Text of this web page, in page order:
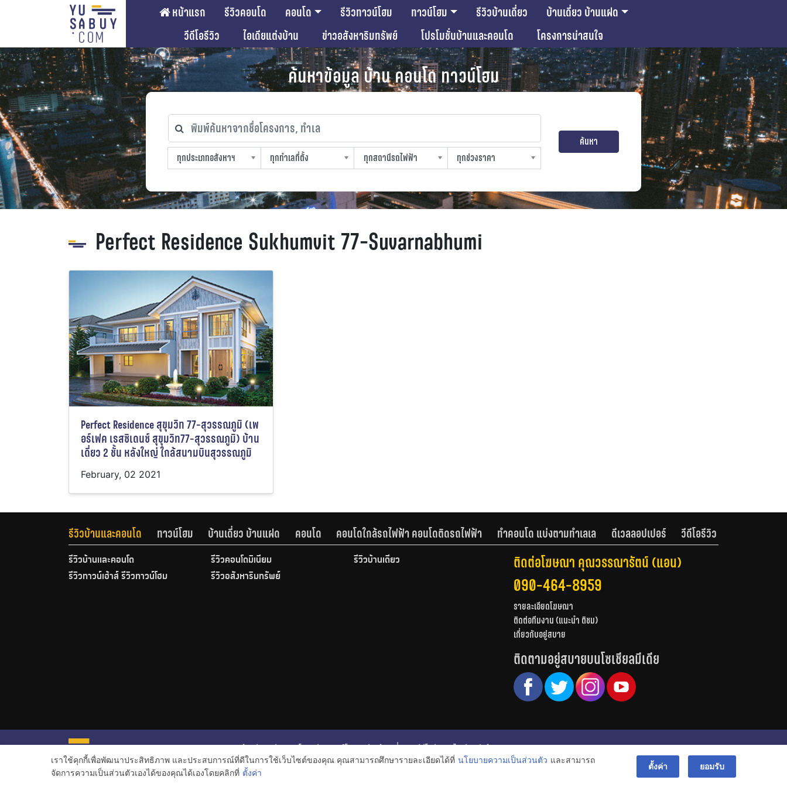
หน้าแรก รีวิวคอนโด คอนโด รีวิวทาวน์โฮม ทาวน์โฮม รีวิวบ้านเดี่ยว
บ้านเดี่ยว บ้านแฝด
วีดีโอรีวิว
ไอเดียแต่งบ้าน ข่าวอสังหาริมทรัพย์ โปรโมชั่นบ้านและคอนโด โครงการน่าสนใจ
ค้นหาข้อมูล บ้าน คอนโด ทาวน์โฮม
พิมพ์ค้นหาจากชื่อโครงการ, ทำเล
ทุกประเภทอสังหาฯ
ทุกประเภทอสังหาฯ
ทุกทำเลที่ตั้ง
ทุกทำเลที่ตั้ง
ทุกสถานีรถไฟฟ้า
ทุกสถานีรถไฟฟ้า
ทุกช่วงราคา
ทุกช่วงราคา
ค้นหา
Perfect Residence Sukhumvit 77-Suvarnabhumi
Perfect Residence สุขุมวิท 77-สุวรรณภูมิ (เพ
อร์เฟค เรสซิเดนซ์ สุขุมวิท77-สุวรรณภูมิ) บ้าน
เดี่ยว 2 ชั้น หลังใหญ่ ใกล้สนามบินสุวรรณภูมิ
February, 02 2021
รีวิวบ้านและคอนโด ทาวน์โฮม บ้านเดี่ยว บ้านแฝด คอนโด คอนโดใกล้รถไฟฟ้า คอนโดติดรถไฟฟ้า ทำคอนโด แบ่งตามทำเลเล ดีเวลลอปเปอร์ วีดีโอรีวิว
รีวิวบ้านและคอนโด รีวิวคอนโดมิเนียม
รีวิวบ้านเดี่ยว
รีวิวทาวน์เฮ้าส์ รีวิวทาวน์โฮม
รีวิวอสังหาริมทรัพย์
ติดต่อโฆษณา คุณวรรณารัตน์ (แอน)
090-464-8959
รายละเอียดโฆษณา
ติดต่อทีมงาน (แนะนำ ติชม)
เกี่ยวกับอยู่สบาย
ติดตามอยู่สบายบนโซเชียลมีเดีย
หน้าหลัก รีวิวคอนโด รีวิวทาวน์โฮม รีวิวบ้านเดี่ยว วีดีโอรีวิว
ไอเดียแต่งบ้าน
ข่าวอสังหาริมทรัพย์
โปรโมชั่นบ้านและคอนโด
© สงวนลิขสิทธิ์ 2556-2564
เราใช้คุกกี้เพื่อพัฒนาประสิทธิภาพ และประสบการณ์ที่ดีในการใช้เว็บไซต์ของคุณ คุณสามารถศึกษารายละเอียดได้ที่ นโยบายความเป็นส่วนตัว และสามารถ
จัดการความเป็นส่วนตัวเองได้ของคุณได้เองโดยคลิกที่ ตั้งค่า
ตั้งค่า ยอมรับ